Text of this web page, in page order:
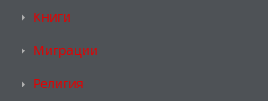
Книги
Миграции
Религия